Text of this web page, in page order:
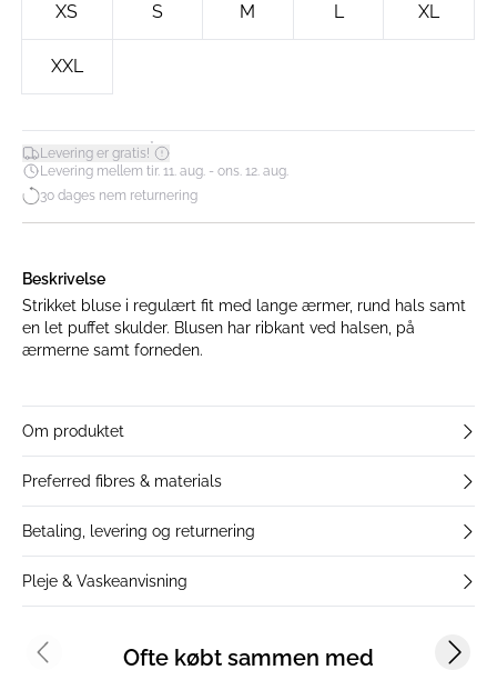
XS S M L XL
XXL
Levering er gratis!*
Levering mellem tir. 11. aug. - ons. 12. aug.
30 dages nem returnering
Beskrivelse
Strikket bluse i regulært fit med lange ærmer, rund hals samt
en let puffet skulder. Blusen har ribkant ved halsen, på
ærmerne samt forneden.
Om produktet
Preferred fibres & materials
Betaling, levering og returnering
Pleje & Vaskeanvisning
Ofte købt sammen med
Previous slide Next